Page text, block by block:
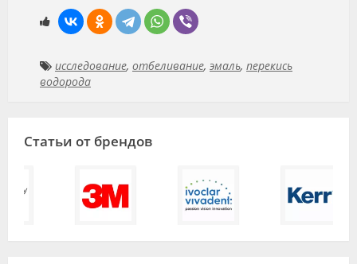
исследование, отбеливание, эмаль, перекись
водорода
Статьи от брендов